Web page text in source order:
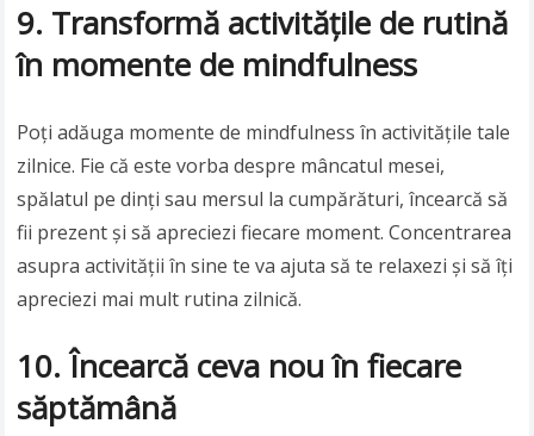
9. Transformă activitățile de rutină
în momente de mindfulness
Poți adăuga momente de mindfulness în activitățile tale
zilnice. Fie că este vorba despre mâncatul mesei,
spălatul pe dinți sau mersul la cumpărături, încearcă să
fii prezent și să apreciezi fiecare moment. Concentrarea
asupra activității în sine te va ajuta să te relaxezi și să îți
apreciezi mai mult rutina zilnică.
10. Încearcă ceva nou în fiecare
săptămână